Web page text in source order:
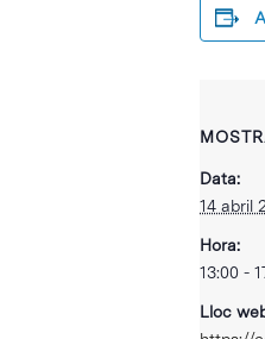
Data:
14 abril
Hora:
13:00 -
Lloc